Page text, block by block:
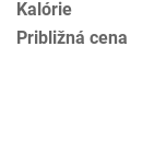
Kalórie
Približná cena